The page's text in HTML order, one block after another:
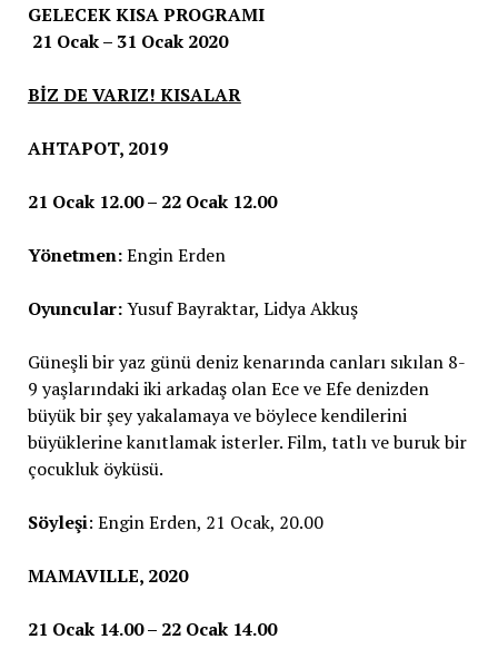
GELECEK KISA PROGRAMI
21 Ocak – 31 Ocak 2020
BİZ DE VARIZ! KISALAR
AHTAPOT, 2019
21 Ocak 12.00 – 22 Ocak 12.00
Yönetmen:Engin Erden
Oyuncular:Yusuf Bayraktar, Lidya Akkuş
Güneşli bir yaz günü deniz kenarında canları sıkılan 8-
9 yaşlarındaki iki arkadaş olan Ece ve Efe denizden
büyük bir şey yakalamaya ve böylece kendilerini
büyüklerine kanıtlamak isterler. Film, tatlı ve buruk bir
çocukluk öyküsü.
Söyleşi: Engin Erden, 21 Ocak, 20.00
MAMAVILLE, 2020
21 Ocak 14.00 – 22 Ocak 14.00